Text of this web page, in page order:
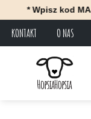
* Wpisz kod MAJ i
KONTAKT O NAS